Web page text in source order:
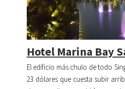
Hotel Marina Bay
El edificio más chulo de todo
23 dólares que cuesta subir